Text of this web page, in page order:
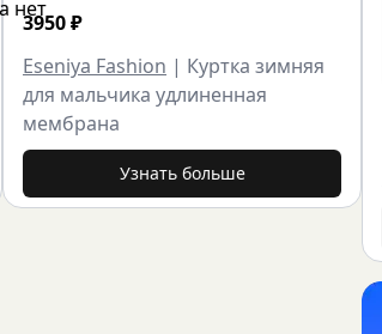
3950₽
Eseniya Fashion | Куртка зимняя
для мальчика удлиненная
мембрана
Узнать больше